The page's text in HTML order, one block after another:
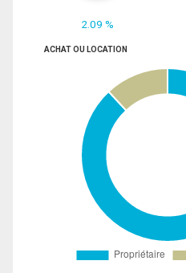
2.09 %
ACHAT OU LOCATION